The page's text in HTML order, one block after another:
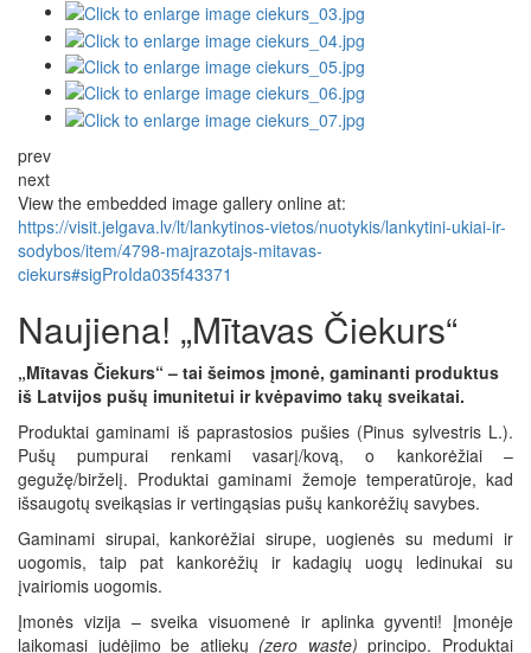
prev
next
View the embedded image gallery online at:
https://visit.jelgava.lv/lt/lankytinos-vietos/nuotykis/lankytini-ukiai-ir-
sodybos/item/4798-majrazotajs-mitavas-
ciekurs#sigProIda035f43371
Naujiena! „Mītavas Čiekurs“
„Mītavas Čiekurs“ – tai šeimos įmonė, gaminanti produktus
iš Latvijos pušų imunitetui ir kvėpavimo takų sveikatai.
Produktai gaminami iš paprastosios pušies (Pinus sylvestris L.).
Pušų pumpurai renkami vasarį/kovą, o kankorėžiai –
gegužę/birželį. Produktai gaminami žemoje temperatūroje, kad
išsaugotų sveikąsias ir vertingąsias pušų kankorėžių savybes.
Gaminami sirupai, kankorėžiai sirupe, uogienės su medumi ir
uogomis, taip pat kankorėžių ir kadagių uogų ledinukai su
įvairiomis uogomis.
Įmonės vizija – sveika visuomenė ir aplinka gyventi! Įmonėje
laikomasi judėjimo be atliekų (zero waste) principo. Produktai